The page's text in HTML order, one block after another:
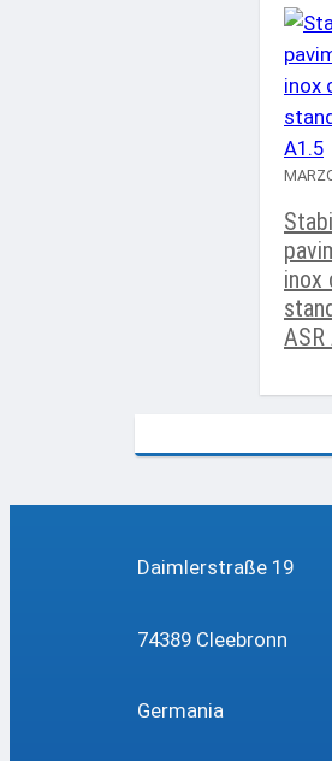
inox
ASR
Daimlerstraße 19
74389 Cleebronn
Germania